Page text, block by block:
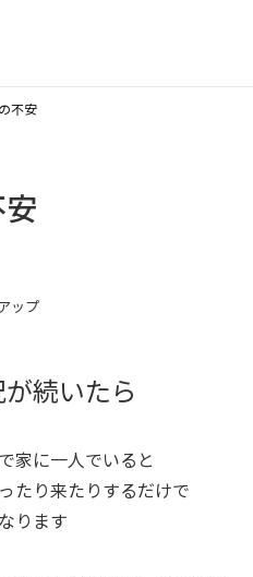
不安
ップ
続いたら
家に一人でいると
たり来たりするだけで
ります